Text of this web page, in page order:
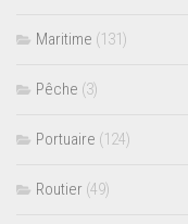
Maritime (131)
Pêche (3)
Portuaire (124)
Routier (49)